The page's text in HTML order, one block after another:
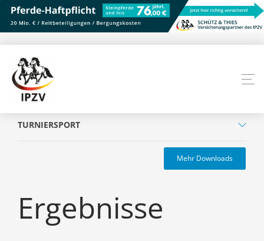
TURNIERSPORT
Mehr Downloads
Ergebnisse